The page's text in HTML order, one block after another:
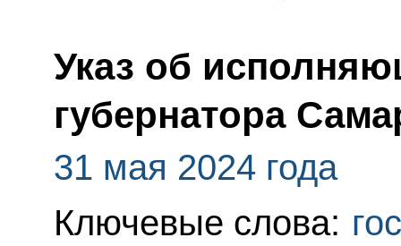
Указ об
губернатора
31 мая 2024 года
Ключевые слова: